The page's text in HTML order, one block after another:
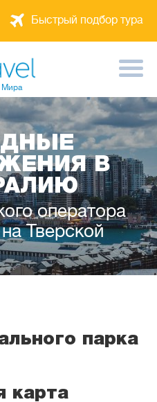
Быстрый подбор тура
Мира
В
оператора
Тверской
парка
карта